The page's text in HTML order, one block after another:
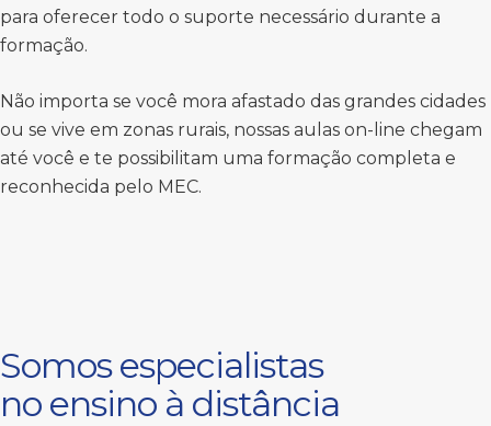
para oferecer todo o suporte necessário durante a
formação.
Não importa se você mora afastado das grandes cidades
ou se vive em zonas rurais, nossas aulas on-line chegam
até você e te possibilitam uma formação completa e
reconhecida pelo MEC.
Somos especialistas
no ensino à distância